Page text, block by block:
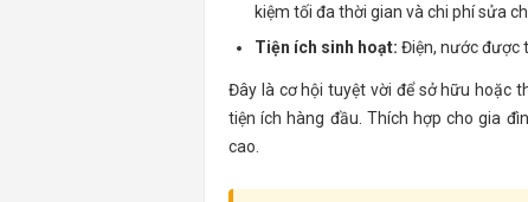
kiệm tối đa thời gian và chi phí sửa
Tiện ích sinh hoạt: Điện, nước được
Đây là cơ hội tuyệt vời để sở hữu hoặc
tiện ích hàng đầu. Thích hợp cho gia
cao.